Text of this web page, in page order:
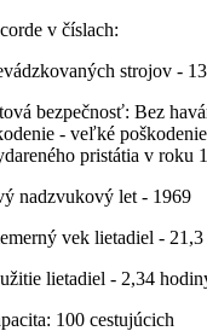
v číslach:
strojov -
bezpečnosť: Bez
- veľké
pristátia v roku
nadzvukový let - 1969
vek lietadiel - 21,3
lietadiel - 2,34
100 cestujúcich